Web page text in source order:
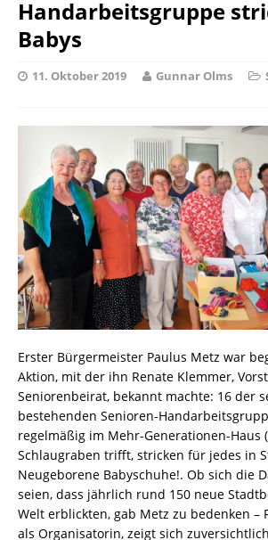
Handarbeitsgruppe
Babys
11. Oktober 2019 Gunnar Olms
Erster Bürgermeister Paulus Metz war
Aktion, mit der ihn Renate Klemmer,
Seniorenbeirat, bekannt machte: 16 der
bestehenden Senioren-
regelmäßig im Mehr-Generationen-Haus
Schlaugraben trifft, stricken für jedes in
Neugeborene Babyschuhe!. Ob sich die
seien, dass jährlich rund 150 neue
Welt erblickten, gab Metz zu bedenken –
als Organisatorin, zeigt sich